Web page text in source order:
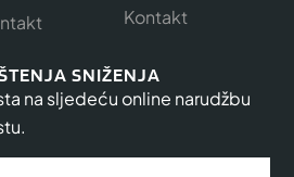
Kontakt
SNIŽENJA
na sljedeću online narudžbu